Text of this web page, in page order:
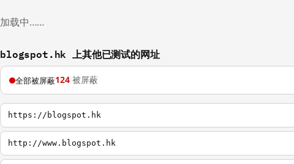
加载中……
blogspot.hk 上其他已测试的网址
全部被屏蔽124 被屏蔽
https://blogspot.hk
http://www.blogspot.hk